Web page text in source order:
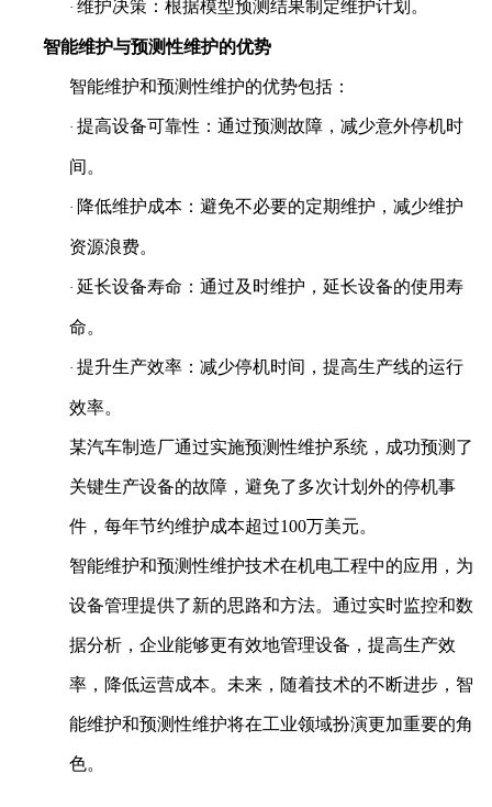
· 维护决策：根据模型预测结果制定维护计划。
智能维护与预测性维护的优势
智能维护和预测性维护的优势包括：
· 提高设备可靠性：通过预测故障，减少意外停机时
间。
· 降低维护成本：避免不必要的定期维护，减少维护
资源浪费。
· 延长设备寿命：通过及时维护，延长设备的使用寿
命。
· 提升生产效率：减少停机时间，提高生产线的运行
效率。
某汽车制造厂通过实施预测性维护系统，成功预测了
关键生产设备的故障，避免了多次计划外的停机事
件，每年节约维护成本超过100万美元。
智能维护和预测性维护技术在机电工程中的应用，为
设备管理提供了新的思路和方法。通过实时监控和数
据分析，企业能够更有效地管理设备，提高生产效
率，降低运营成本。未来，随着技术的不断进步，智
能维护和预测性维护将在工业领域扮演更加重要的角
色。